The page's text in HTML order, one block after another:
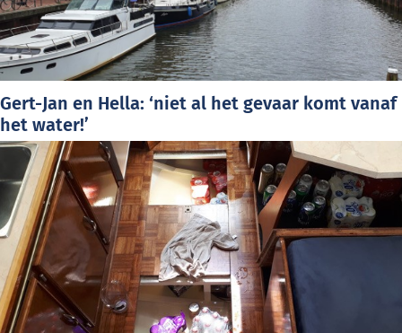
Gert-Jan en Hella: ‘niet al het gevaar komt vanaf
het water!’